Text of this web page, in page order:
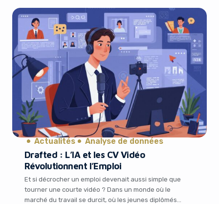
pour les profils les […]
Actualités Analyse de données
Drafted : L’IA et les CV Vidéo
Révolutionnent l’Emploi
Et si décrocher un emploi devenait aussi simple que
tourner une courte vidéo ? Dans un monde où le
marché du travail se durcit, où les jeunes diplômés